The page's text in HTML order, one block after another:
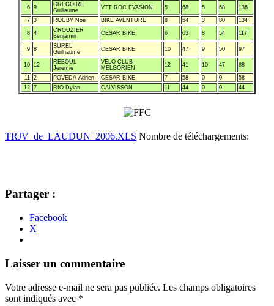
6 9
GREGOIRE
Guillaume
VTT ROC EVASION 5 68 5 68 136
7 3 ROUBY Noe BIKE AVENTURE 8 54 3 80 134
8 4
CROUZIER
Benjamin
CESAR BIKE 6 63 8 54 117
9 8
SUREL
Guilhaume
CESAR BIKE 10 47 9 50 97
10 12
REBOUL
Jeremie
VELO CLUB
MELGORIEN
12 41 10 47 88
11 2 POVEDA Adrien CESAR BIKE 7 58 0 0
58
12 7 RIO Dylan CALVISSON 11 44 0 0 44
TRJV_de_LAUDUN_2006.XLS Nombre de téléchargements:
Partager :
Facebook
X
Navigation
articles
←
→
Laisser un commentaire
Votre adresse e-mail ne sera pas publiée. Les champs obligatoires
sont indiqués avec *